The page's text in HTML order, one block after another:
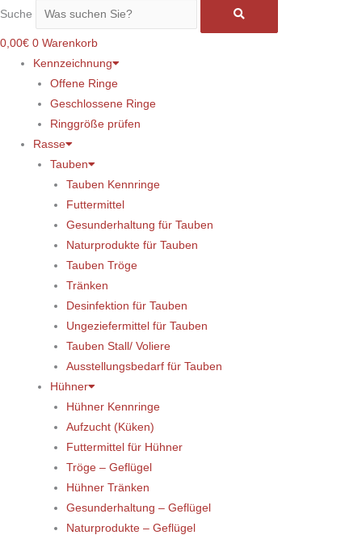
Suche
0,00€ 0 Warenkorb
Kennzeichnung
Offene Ringe
Geschlossene Ringe
Ringgröße prüfen
Rasse
Tauben
Tauben Kennringe
Futtermittel
Gesunderhaltung für Tauben
Naturprodukte für Tauben
Tauben Tröge
Tränken
Desinfektion für Tauben
Ungeziefermittel für Tauben
Tauben Stall/ Voliere
Ausstellungsbedarf für Tauben
Hühner
Hühner Kennringe
Aufzucht (Küken)
Futtermittel für Hühner
Tröge – Geflügel
Hühner Tränken
Gesunderhaltung – Geflügel
Naturprodukte – Geflügel
Menge